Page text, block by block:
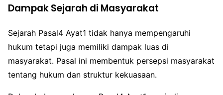
Dampak Sejarah di Masyarakat
Sejarah Pasal4 Ayat1 tidak hanya mempengaruhi
hukum tetapi juga memiliki dampak luas di
masyarakat. Pasal ini membentuk persepsi masyarakat
tentang hukum dan struktur kekuasaan.